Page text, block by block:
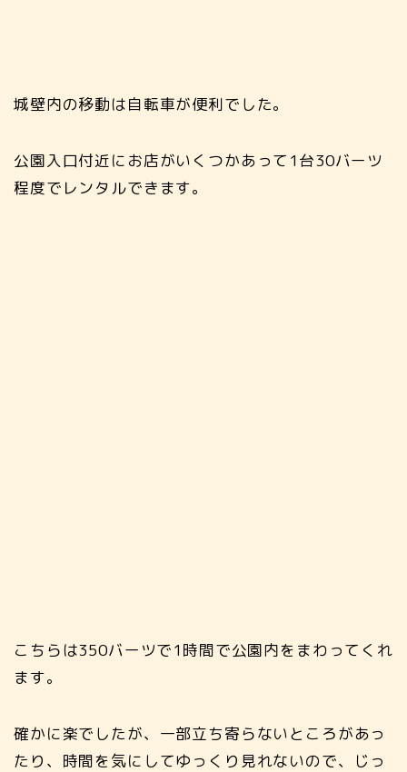
城壁内の移動は自転車が便利でした。
公園入口付近にお店がいくつかあって1台30バーツ
程度でレンタルできます。
こちらは350バーツで1時間で公園内をまわってくれ
ます。
確かに楽でしたが、一部立ち寄らないところがあっ
たり、時間を気にしてゆっくり見れないので、じっ